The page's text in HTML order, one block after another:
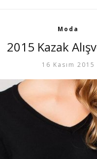
Moda
2015 Kazak
16 Kasım 2015